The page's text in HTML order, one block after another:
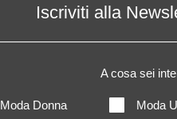
Iscriviti alla
A cosa sei
Moda Donna Moda